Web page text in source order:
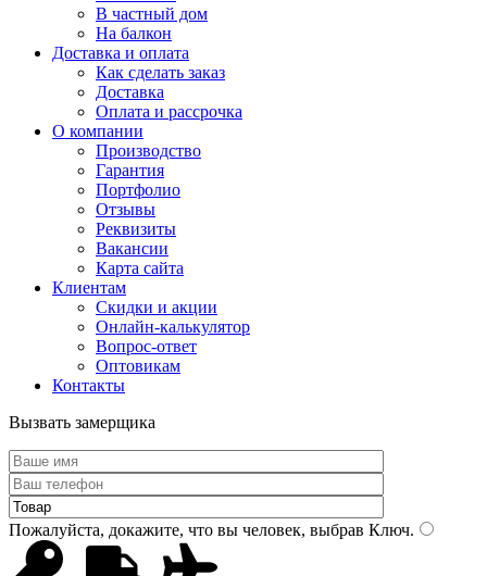
В частный дом
На балкон
Доставка и оплата
Как сделать заказ
Доставка
Оплата и рассрочка
О компании
Производство
Гарантия
Портфолио
Отзывы
Реквизиты
Вакансии
Карта сайта
Клиентам
Скидки и акции
Онлайн-калькулятор
Вопрос-ответ
Оптовикам
Контакты
Вызвать замерщика
Пожалуйста, докажите, что вы человек, выбрав Ключ.